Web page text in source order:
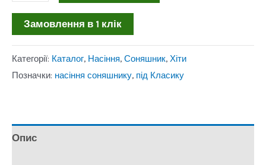
(NS
6046)
гібрид
соняшника,
Замовлення в 1 клік
Категорії: Каталог, Насіння, Соняшник, Хіти
Позначки: насіння соняшнику, під Класику
Опис